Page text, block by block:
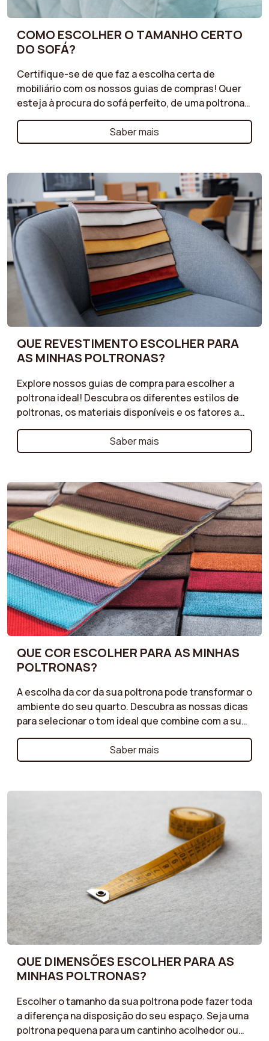
COMO ESCOLHER O TAMANHO CERTO
DO SOFÁ?
Certifique-se de que faz a escolha certa de
mobiliário com os nossos guias de compras! Quer
esteja à procura do sofá perfeito, de uma poltrona
confortável ou de um pufe prático, os nossos guias
oferecem conselhos valiosos para cada tipo de
móvel. Descubra os critérios essenciais a
e funcionalidades, para fazer as escolhas certas
que satisfaçam as suas necessidades e estilo de
vida. Os nossos guias são concebidos para o ajudar
a encontrar móveis ...
Saber mais
QUE REVESTIMENTO ESCOLHER PARA
AS MINHAS POLTRONAS?
Explore nossos guias de compra para escolher a
poltrona ideal! Descubra os diferentes estilos de
poltronas, os materiais disponíveis e os fatores a
serem considerados para garantir conforto ideal e
um design harmonioso. Poltrona cocktail, poltrona
de balanço ou talvez uma poltrona em bouclé?
com base em suas preferências pessoais e no seu
espaço.
Saber mais
QUE COR ESCOLHER PARA AS MINHAS
POLTRONAS?
A escolha da cor da sua poltrona pode transformar o
ambiente do seu quarto. Descubra as nossas dicas
para selecionar o tom ideal que combine com a sua
decoração existente, ao mesmo tempo que
acrescenta um toque elegante. Cores neutras para
uma atmosfera relaxante, tons vibrantes para um
escandinavo: aprenda a combinar a sua poltrona
com o estilo do seu interior. Quer deseje uma
poltrona que se integre harmoniosamente no seu
espaço ou que se torne a peça central, os nossos
conselhos irão ajudá-lo a fazer a escolha certa.
Saber mais
QUE DIMENSÕES ESCOLHER PARA AS
MINHAS POLTRONAS?
Escolher o tamanho da sua poltrona pode fazer toda
a diferença na disposição do seu espaço. Seja uma
poltrona pequena para um cantinho acolhedor ou